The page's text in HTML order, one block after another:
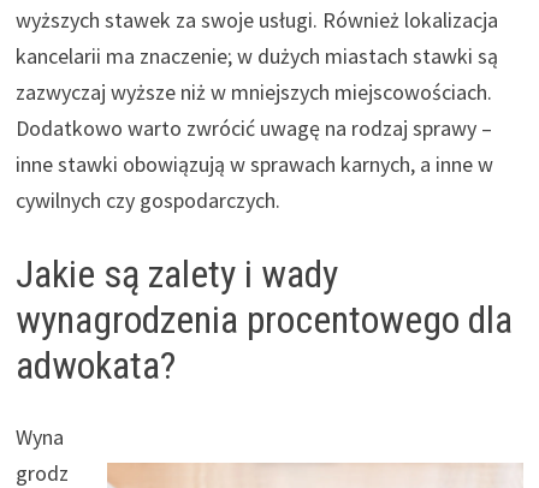
wyższych stawek za swoje usługi. Również lokalizacja
kancelarii ma znaczenie; w dużych miastach stawki są
zazwyczaj wyższe niż w mniejszych miejscowościach.
Dodatkowo warto zwrócić uwagę na rodzaj sprawy –
inne stawki obowiązują w sprawach karnych, a inne w
cywilnych czy gospodarczych.
Jakie są zalety i wady
wynagrodzenia procentowego dla
adwokata?
Wyna
grodz